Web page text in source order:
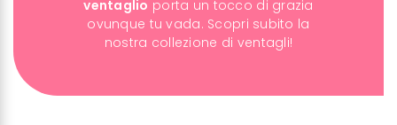
ventaglio porta un tocco di grazia
ovunque tu vada. Scopri subito la
nostra collezione di ventagli!